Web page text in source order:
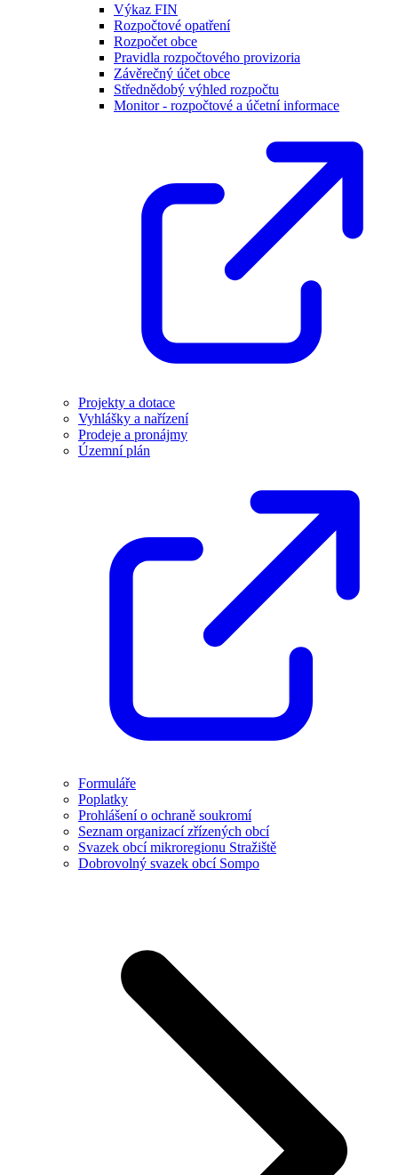
Výkaz FIN
Rozpočtové opatření
Rozpočet obce
Pravidla rozpočtového provizoria
Závěrečný účet obce
Střednědobý výhled rozpočtu
Monitor - rozpočtové a účetní informace
Projekty a dotace
Vyhlášky a nařízení
Prodeje a pronájmy
Územní plán
Formuláře
Poplatky
Prohlášení o ochraně soukromí
Seznam organizací zřízených obcí
Svazek obcí mikroregionu Stražiště
Dobrovolný svazek obcí Sompo